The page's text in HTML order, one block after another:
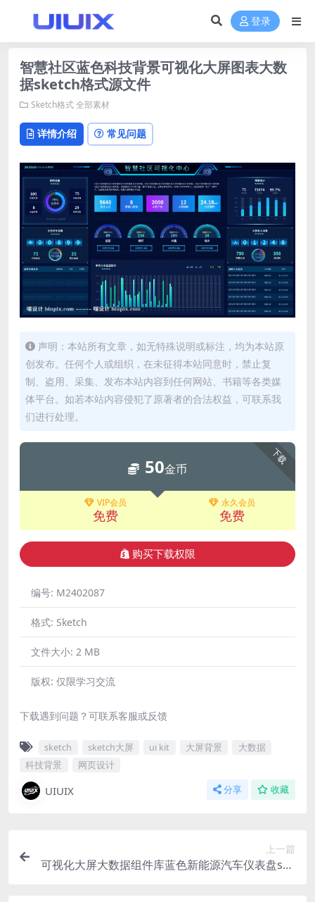
登录
智慧社区蓝色科技背景可视化大屏图表大数
据sketch格式源文件
Sketch格式全部素材
详情介绍 常见问题
声明：本站所有文章，如无特殊说明或标注，均为本站原
创发布。任何个人或组织，在未征得本站同意时，禁止复
制、盗用、采集、发布本站内容到任何网站、书籍等各类媒
体平台。如若本站内容侵犯了原著者的合法权益，可联系我
们进行处理。
下载
50金币
VIP会员
免费
永久会员
免费
购买下载权限
编号: M2402087
格式: Sketch
文件大小: 2 MB
版权: 仅限学习交流
下载遇到问题？可联系客服或反馈
sketch sketch大屏 ui kit 大屏背景
大数据
科技背景
网页设计
UIUIX 分享 收藏
上一篇
可视化大屏大数据组件库蓝色新能源汽车仪表盘ske